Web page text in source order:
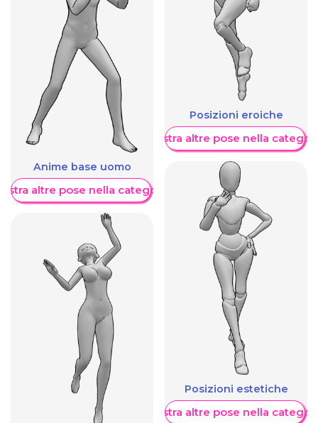
Anime base uomo
altre pose nella categoria
Posizioni eroiche
Mostra altre pose nella
Posizioni estetiche
Mostra altre pose nella